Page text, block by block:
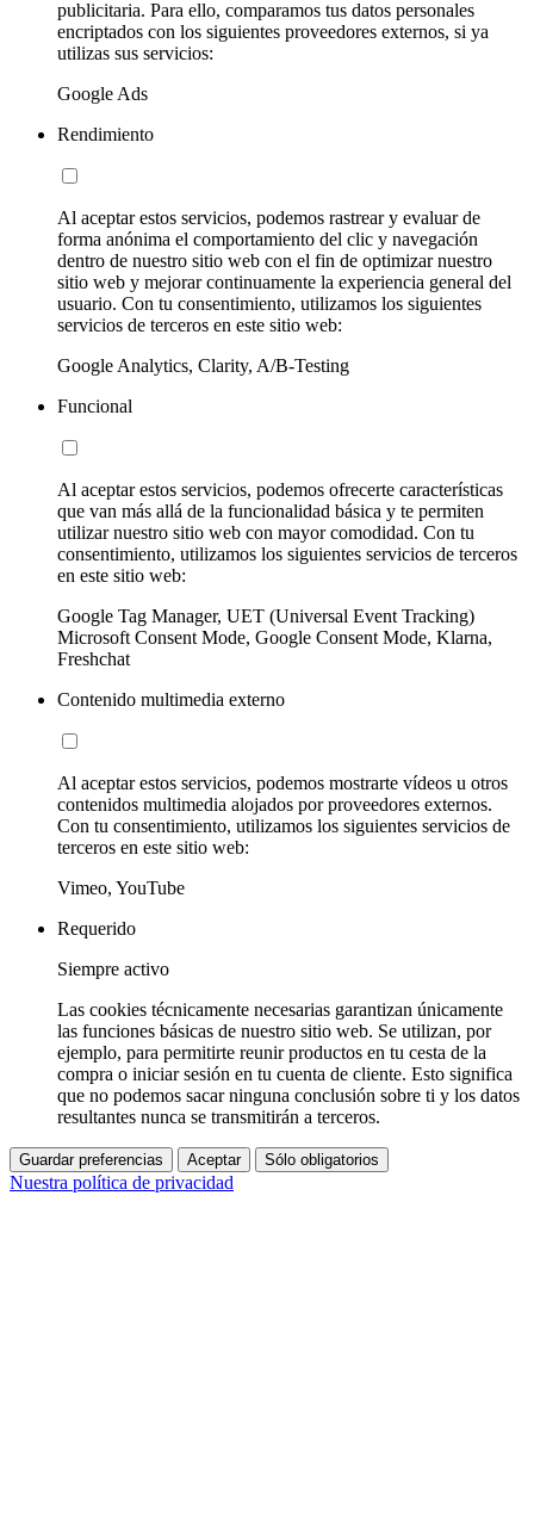
publicitaria. Para ello, comparamos tus datos personales
encriptados con los siguientes proveedores externos, si ya
utilizas sus servicios:
Google Ads
Rendimiento
Al aceptar estos servicios, podemos rastrear y evaluar de
forma anónima el comportamiento del clic y navegación
dentro de nuestro sitio web con el fin de optimizar nuestro
sitio web y mejorar continuamente la experiencia general del
usuario. Con tu consentimiento, utilizamos los siguientes
servicios de terceros en este sitio web:
Google Analytics, Clarity, A/B-Testing
Funcional
Al aceptar estos servicios, podemos ofrecerte características
que van más allá de la funcionalidad básica y te permiten
utilizar nuestro sitio web con mayor comodidad. Con tu
consentimiento, utilizamos los siguientes servicios de terceros
en este sitio web:
Google Tag Manager, UET (Universal Event Tracking)
Microsoft Consent Mode, Google Consent Mode, Klarna,
Freshchat
Contenido multimedia externo
Al aceptar estos servicios, podemos mostrarte vídeos u otros
contenidos multimedia alojados por proveedores externos.
Con tu consentimiento, utilizamos los siguientes servicios de
terceros en este sitio web:
Vimeo, YouTube
Requerido
Siempre activo
Las cookies técnicamente necesarias garantizan únicamente
las funciones básicas de nuestro sitio web. Se utilizan, por
ejemplo, para permitirte reunir productos en tu cesta de la
compra o iniciar sesión en tu cuenta de cliente. Esto significa
que no podemos sacar ninguna conclusión sobre ti y los datos
resultantes nunca se transmitirán a terceros.
Guardar preferencias Aceptar Sólo obligatorios
Nuestra política de privacidad